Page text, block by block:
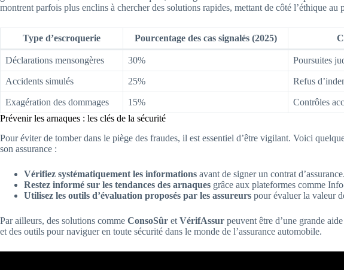
montrent parfois plus enclins à chercher des solutions rapides, mettant de côté l’éthique
Type d’escroquerie Pourcentage des cas signalés (2025)
Déclarations mensongères 30% Poursuites
Accidents simulés 25% Refus
Exagération des dommages 15%
Contrôles
Prévenir les arnaques : les clés de la sécurité
Pour éviter de tomber dans le piège des fraudes, il est essentiel d’être vigilant. Voici
son assurance :
Vérifiez systématiquement les informations avant de signer un contrat d’assurance.
Restez informé sur les tendances des arnaques grâce aux plateformes comme
Utilisez les outils d’évaluation proposés par les assureurs pour évaluer la valeur
Par ailleurs, des solutions comme ConsoSûr et VérifAssur peuvent être d’une grande
et des outils pour naviguer en toute sécurité dans le monde de l’assurance automobile.